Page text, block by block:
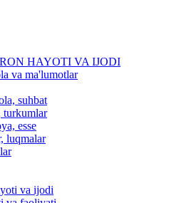
HAYOTI VA IJODI
va ma'lumotlar
suhbat
turkumlar
esse
luqmalar
va ijodi